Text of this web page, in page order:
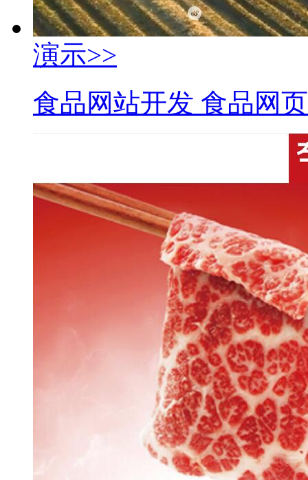
演示>>
食品网站开发 食品网